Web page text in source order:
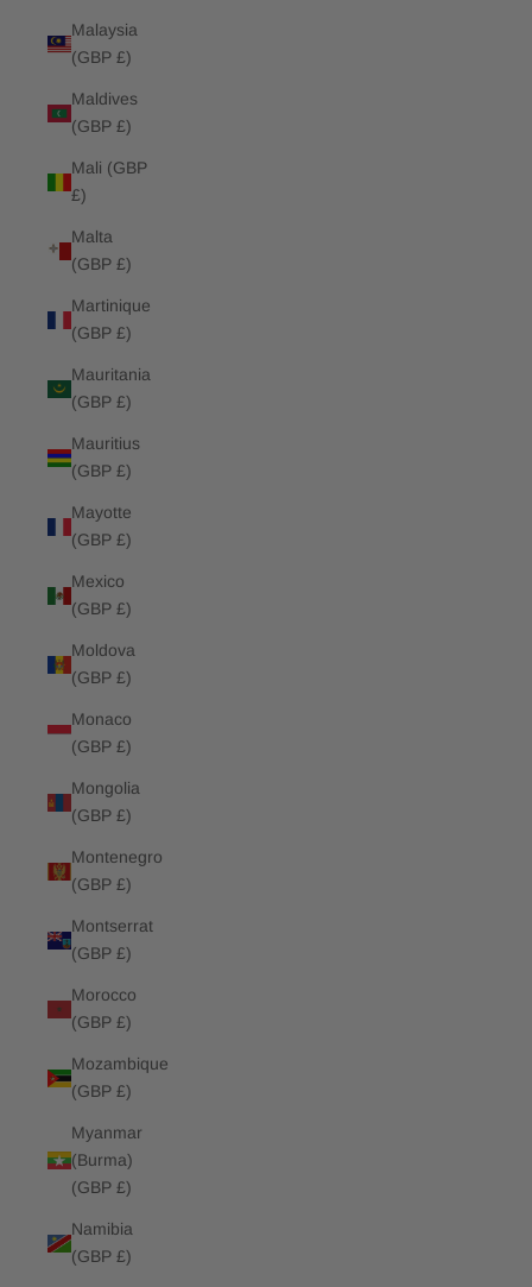
Malaysia
(GBP £)
Maldives
(GBP £)
Mali (GBP
£)
Malta
(GBP £)
Martinique
(GBP £)
Mauritania
(GBP £)
Mauritius
(GBP £)
Mayotte
(GBP £)
Mexico
(GBP £)
Moldova
(GBP £)
Monaco
(GBP £)
Mongolia
(GBP £)
Montenegro
(GBP £)
Montserrat
(GBP £)
Morocco
(GBP £)
Mozambique
(GBP £)
Myanmar
(Burma)
(GBP £)
Namibia
(GBP £)